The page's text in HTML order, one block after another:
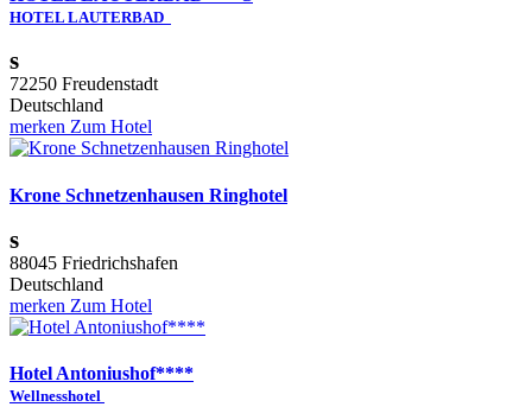
HOTEL LAUTERBAD
s
72250 Freudenstadt
Deutschland
merken Zum Hotel
Krone Schnetzenhausen Ringhotel
s
88045 Friedrichshafen
Deutschland
merken Zum Hotel
Hotel Antoniushof****
Wellnesshotel